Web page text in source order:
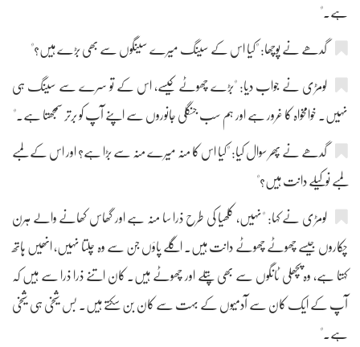
ہے۔"
گدھے نے پوچھا: "کیا اس کے سینگ میرے سینگوں سے بھی بڑے ہیں؟"
لومڑی نے جواب دیا: "بڑے چھوٹے کیسے، اس کے تو سرے سے سینگ ہی
نہیں۔ خوامخواہ کا غرور ہے اور ہم سب جنگلی جانوروں سے اپنے آپ کو برتر سمجھتا ہے۔"
گدھے نے پھر سوال کیا: "کیا اس کا منہ میرے منہ سے بڑا ہے؟ اور اس کے لمبے
لمبے نوکیلے دانت ہیں؟"
لومڑی نے کہا: "نہیں، کلھیا کی طرح ذرا سا منہ ہے اور گھاس کھانے والے ہرن
چکاروں جیسے چھوٹے چھوٹے دانت ہیں۔ اگلے پاؤں جن سے وہ چلتا نہیں، انھیں ہاتھ
کہتا ہے، وہ پچھلی ٹانگوں سے بھی پتلے اور چھوٹے ہیں۔ کان اتنے ذرا ذرا سے ہیں کہ
آپ کے ایک کان سے آدمیوں کے بہت سے کان بن سکتے ہیں۔ بس شیخی ہی شیخی
ہے۔"